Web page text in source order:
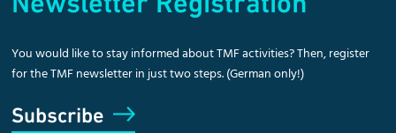
You would like to stay informed about TMF activities? Then, register
for the TMF newsletter in just two steps. (German only!)
Subscribe